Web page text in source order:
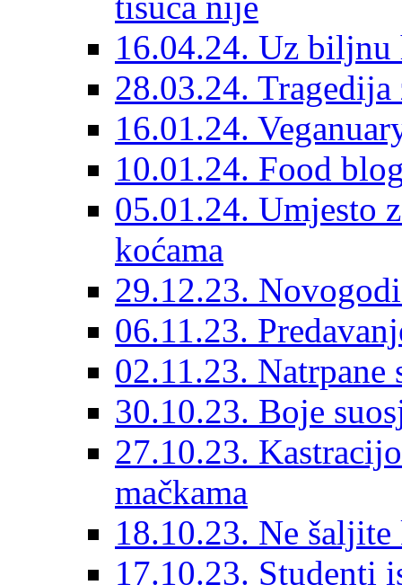
16.04.24. Uz
28.03.24. Tragedija
16.01.24.
10.01.24. Food
05.01.24. Umjesto
koćama
29.12.23.
06.11.23.
02.11.23. Natrpane
30.10.23. Boje
27.10.23.
mačkama
18.10.23. Ne
17.10.23. Studenti